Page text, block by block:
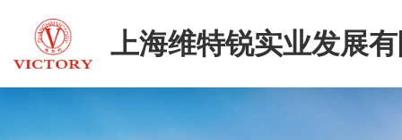
上海维特锐实业发展